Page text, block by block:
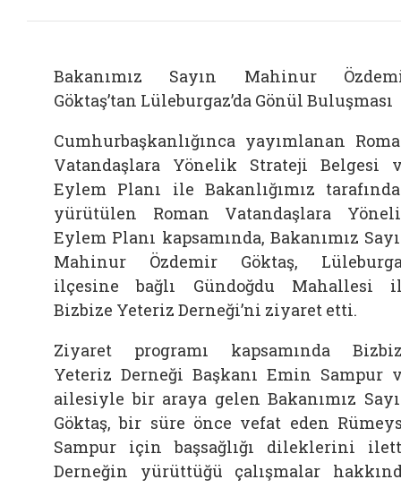
Bakanımız Sayın Mahinur
Göktaş’tan Lüleburgaz’da Gönül Buluşması
Cumhurbaşkanlığınca yayımlanan
Vatandaşlara Yönelik Strateji Belgesi
Eylem Planı ile Bakanlığımız
yürütülen Roman Vatandaşlara
Eylem Planı kapsamında, Bakanımız
Mahinur Özdemir Göktaş,
ilçesine bağlı Gündoğdu Mahallesi
Bizbize Yeteriz Derneği’ni ziyaret etti.
Ziyaret programı kapsamında
Yeteriz Derneği Başkanı Emin Sampur
ailesiyle bir araya gelen Bakanımız
Göktaş, bir süre önce vefat eden
Sampur için başsağlığı dileklerini
Derneğin yürüttüğü çalışmalar